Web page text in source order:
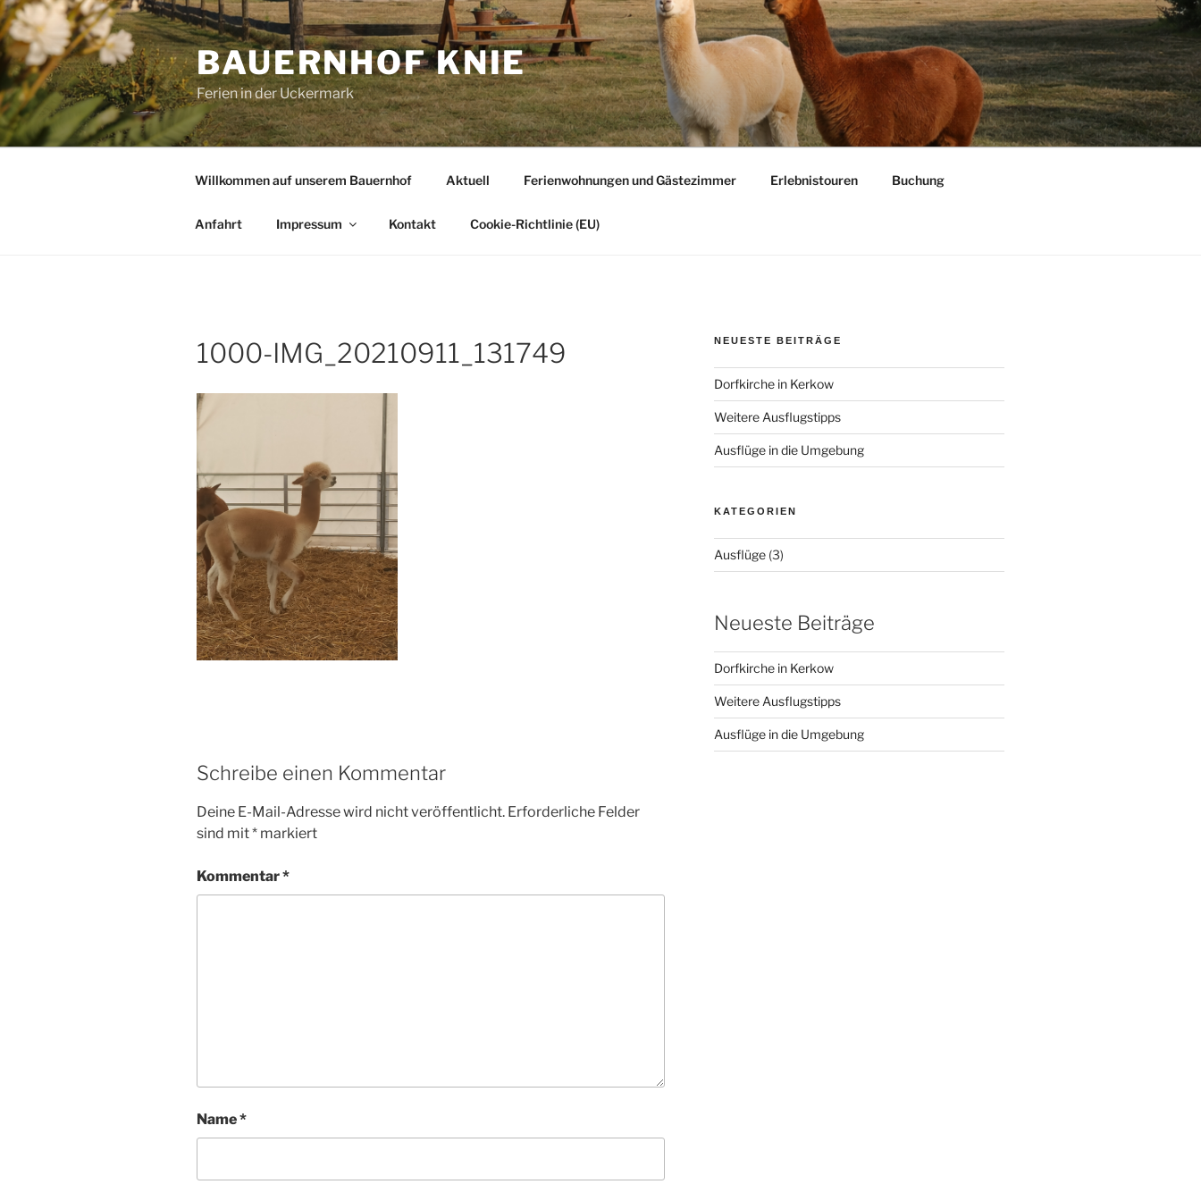
Zum
Inhalt
springen
BAUERNHOF KNIE
Ferien in der Uckermark
Willkommen auf unserem Bauernhof Aktuell Ferienwohnungen und Gästezimmer Erlebnistouren Buchung
Anfahrt Impressum Kontakt Cookie-Richtlinie (EU)
1000-IMG_20210911_131749
Schreibe einen Kommentar
Deine E-Mail-Adresse wird nicht veröffentlicht. Erforderliche Felder
sind mit* markiert
Kommentar*
Name*
NEUESTE BEITRÄGE
Dorfkirche in Kerkow
Weitere Ausflugstipps
Ausflüge in die Umgebung
KATEGORIEN
Ausflüge(3)
Neueste Beiträge
Dorfkirche in Kerkow
Weitere Ausflugstipps
Ausflüge in die Umgebung